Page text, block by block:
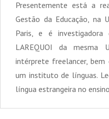
Presentemente está a
Gestão da Educação, na
Paris, e é investigadora
LAREQUOI da mesma
intérprete freelancer, bem
um instituto de línguas.
língua estrangeira no